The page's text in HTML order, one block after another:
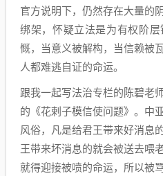
官方说明下，仍然存在大量的
绑架，怀疑立法是为有权阶
慨，当意义被解构，当信赖被
人都难逃自证的命运。
跟我一起写法治专栏的陈碧老
的《花剌子模信使问题》。中
风俗，凡是给君王带来好消息
王带来坏消息的就会被送去喂
就得迎接被喷的命运，所以被